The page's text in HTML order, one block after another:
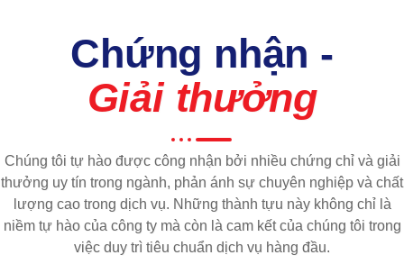
Chứng nhận -
Giải thưởng
Chúng tôi tự hào được công nhận bởi nhiều chứng chỉ và giải
thưởng uy tín trong ngành, phản ánh sự chuyên nghiệp và chất
lượng cao trong dịch vụ. Những thành tựu này không chỉ là
niềm tự hào của công ty mà còn là cam kết của chúng tôi trong
việc duy trì tiêu chuẩn dịch vụ hàng đầu.